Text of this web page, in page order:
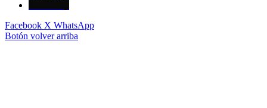
Facebook X WhatsApp
Botón volver arriba